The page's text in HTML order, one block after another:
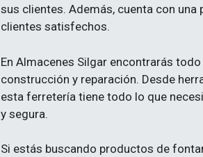
sus clientes. Además, cuenta con
clientes satisfechos.
En Almacenes Silgar encontrarás
construcción y reparación. Desde
esta ferretería tiene todo lo que
y segura.
Si estás buscando productos de